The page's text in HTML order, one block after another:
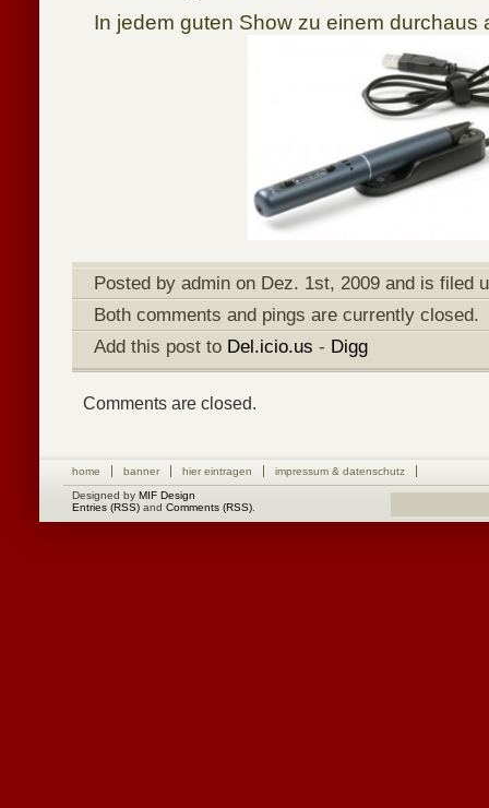
In jedem guten Show zu einem durchaus
Posted by admin on Dez. 1st, 2009 and is filed
Both comments and pings are currently closed.
Add this post to Del.icio.us - Digg
Comments are closed.
home banner hier eintragen
impressum & datenschutz
Designed by MIF Design
Entries (RSS) and Comments (RSS)